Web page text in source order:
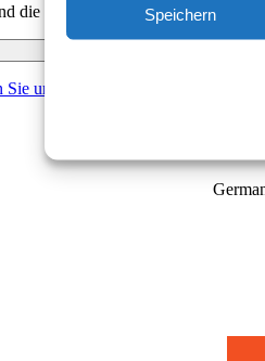
Speichern
die Datenschutzerklärunggelesen
uns